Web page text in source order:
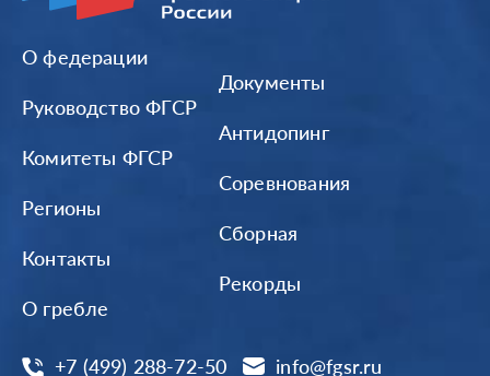
О федерации
Руководство ФГСР
Комитеты ФГСР
Регионы
Контакты
О гребле
Документы
Антидопинг
Соревнования
Сборная
Рекорды
+7 (499) 288-72-50 info@fgsr.ru